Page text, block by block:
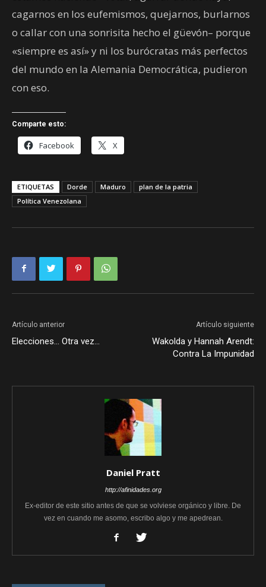
cagarnos en los eufemismos, quejarnos, burlarnos
o callar con una sonrisita hecho el güevón– porque
«siempre es así» y ni los burócratas más perfectos
del mundo en la Alemania Democrática, pudieron
con eso.
Comparte esto:
Facebook X
ETIQUETAS Dorde Maduro
plan de la patria
Política Venezolana
Artículo anterior
Elecciones… Otra vez…
Artículo siguiente
Wakolda y Hannah Arendt:
Contra La Impunidad
Daniel Pratt
http://afinidades.org
Ex-editor de este sitio antes de que se volviese orgánico y libre. De
vez en cuando me asomo, escribo algo y me apedrean.